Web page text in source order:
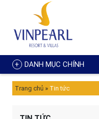
DANH MỤC CHÍNH
Trang chủ » Tin tức